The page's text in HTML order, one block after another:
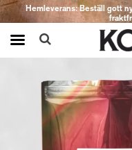
Hemleverans: Beställ gott